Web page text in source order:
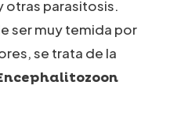
otras parasitosis.
ser muy temida por
se trata de la